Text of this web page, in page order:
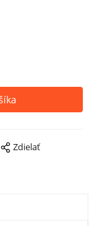
Zdielať